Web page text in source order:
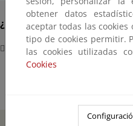
¿Dónde?
Nueva Delhi (India)
obtener datos
aceptar todas las
tipo de cookies permitir.
las cookies utilizadas
Cookies